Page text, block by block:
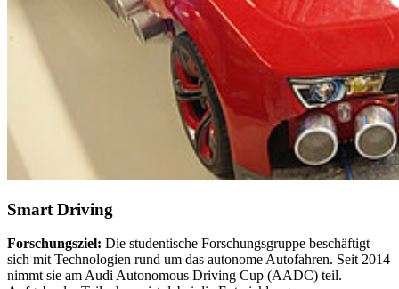
Smart Driving
Forschungsziel: Die studentische Forschungs­gruppe be­schäftigt
sich mit Technologien rund um das autonome Auto­fahren. Seit 2014
nimmt sie am Audi Autonomous Driving Cup (AADC) teil.